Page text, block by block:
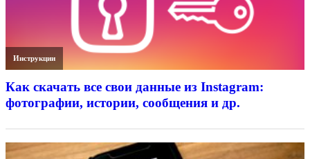
Инструкции
Как скачать все свои данные из Instagram:
фотографии, истории, сообщения и др.